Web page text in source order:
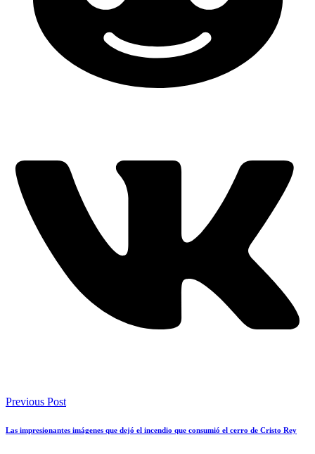
Previous Post
Las impresionantes imágenes que dejó el incendio que consumió el cerro de Cristo Rey